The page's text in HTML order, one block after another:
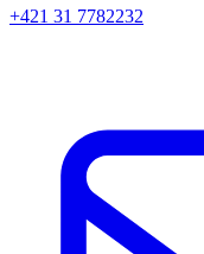
+421 31 7782232